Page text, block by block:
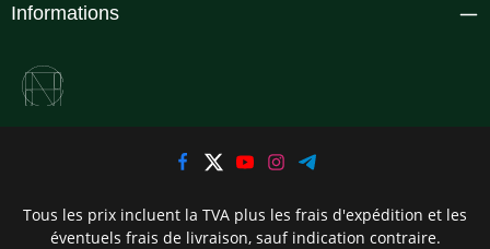
Informations
Tous les prix incluent la TVA plus les frais d'expédition et les
éventuels frais de livraison, sauf indication contraire.